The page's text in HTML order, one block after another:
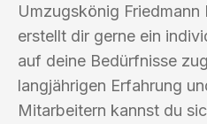
Umzugskönig Friedmann
erstellt dir gerne ein
auf deine Bedürfnisse
langjährigen Erfahrung
Mitarbeitern kannst du